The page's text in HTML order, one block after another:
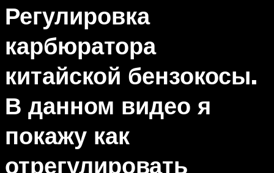
Регулировка
карбюратора
китайской бензокосы.
В данном видео я
покажу как
отрегулировать